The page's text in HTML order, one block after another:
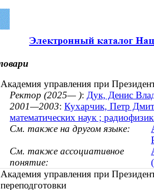
Академия управления при
Ректор (2025— ): Дук, Денис
2001—2003: Кухарчик, Петр
математических наук ;
См. также на другом языке:
См. также ассоциативное
понятие:
Академия управления при
переподготовки